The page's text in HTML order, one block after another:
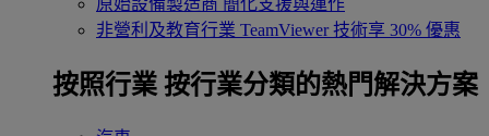
原始設備製造商 簡化支援與運作
非營利及教育行業 TeamViewer 技術享 30% 優惠
按照行業 按行業分類的熱門解決方案